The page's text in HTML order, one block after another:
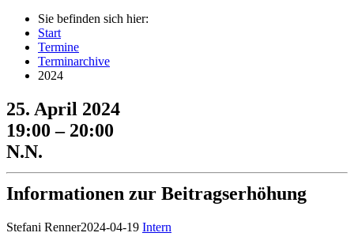
Sie befinden sich hier:
Start
Termine
Terminarchive
2024
25. April 2024
19:00 – 20:00
N.N.
Informationen zur Beitragserhöhung
Stefani Renner2024-04-19 Intern